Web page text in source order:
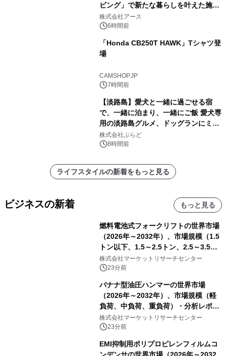
ビング」で新たな暮らしを叶えた施工
事例を株式会社アースが公開
株式会社アース
6時間前
「Honda CB250T HAWK」Tシャツ登
場
CAMSHOP.JP
7時間前
【淡路島】愛犬と一緒に過ごせる宿
で、一緒に泊まり、一緒にご飯 愛犬専
用の淡路島グルメ、ドッグランにミニ
プール グランピングとトレーラーハウ
スの2施設で
株式会社ぷらど
8時間前
ライフスタイルの新着をもっと見る
ビジネスの新着 もっと見る
燃料電池式フォークリフトの世界市場
（2026年～2032年）、市場規模（1.5
トン以下、1.5～2.5トン、2.5～3.5ト
ン、3.5～5.0トン、その他）・分析レ
ポートを発表
株式会社マーケットリサーチセンター
23分前
バナナ型油圧ハンマーの世界市場
（2026年～2032年）、市場規模（軽
負荷、中負荷、重負荷）・分析レポー
トを発表
株式会社マーケットリサーチセンター
23分前
EMI抑制用ポリプロピレンフィルムコ